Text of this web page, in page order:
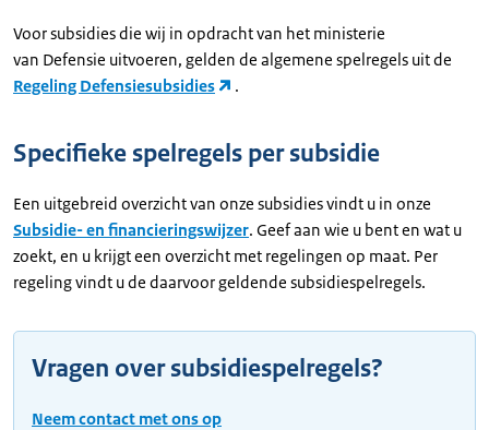
Voor subsidies die wij in opdracht van het ministerie
van Defensie uitvoeren, gelden de algemene spelregels uit de
Regeling Defensiesubsidies
.
Specifieke spelregels per subsidie
Een uitgebreid overzicht van onze subsidies vindt u in onze
Subsidie- en financieringswijzer. Geef aan wie u bent en wat u
zoekt, en u krijgt een overzicht met regelingen op maat. Per
regeling vindt u de daarvoor geldende subsidiespelregels.
Vragen over subsidiespelregels?
Neem contact met ons op